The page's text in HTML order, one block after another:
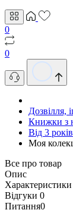
0
0
Дозвілля,
Книжки з
Від 3 років
Моя
Все про товар
Опис
Характеристики
Відгуки 0
Питання0